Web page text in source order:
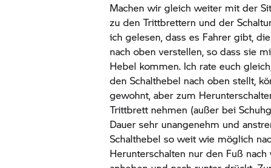
Machen wir gleich weiter mit der
zu den Trittbrettern und der
ich gelesen, dass es Fahrer gibt,
nach oben verstellen, so dass sie
Hebel kommen. Ich rate euch
den Schalthebel nach oben stellt,
gewohnt, aber zum
Trittbrett nehmen (außer bei
Dauer sehr unangenehm und
Schalthebel so weit wie möglich
Herunterschalten nur den Fuß